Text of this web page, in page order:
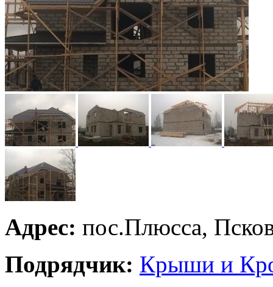
Адрес: пос.Плюсса,
Подрядчик: Крыши и